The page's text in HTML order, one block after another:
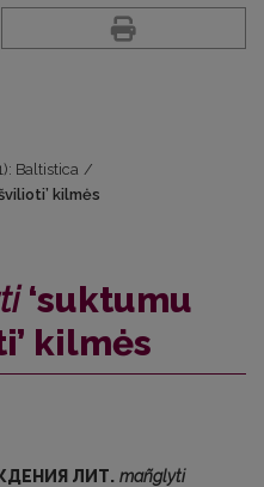
Baltistica /
kilmės
‘suktumu
kilmės
ЛИТ. mañglyti